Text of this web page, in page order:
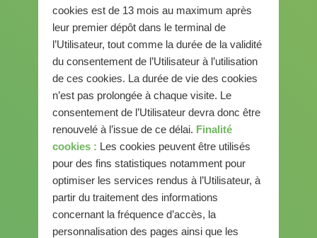
cookies est de 13 mois au maximum après
leur premier dépôt dans le terminal de
l’Utilisateur, tout comme la durée de la validité
du consentement de l’Utilisateur à l’utilisation
de ces cookies. La durée de vie des cookies
n’est pas prolongée à chaque visite. Le
consentement de l’Utilisateur devra donc être
renouvelé à l’issue de ce délai. Finalité
cookies : Les cookies peuvent être utilisés
pour des fins statistiques notamment pour
optimiser les services rendus à l’Utilisateur, à
partir du traitement des informations
concernant la fréquence d’accès, la
personnalisation des pages ainsi que les